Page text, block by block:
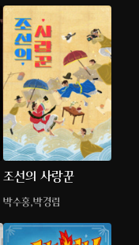
효광, 김진아
조선의 사랑꾼
박수홍,박경림